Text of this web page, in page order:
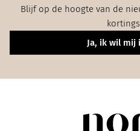
Blijf op de hoogte van de
Ja, ik wil mij